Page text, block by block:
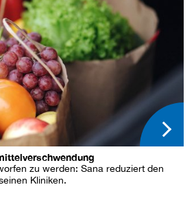
zu werden: Sana reduziert den
Kliniken.